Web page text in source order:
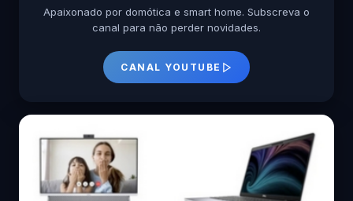
Apaixonado por domótica e smart home. Subscreva o
canal para não perder novidades.
CANAL YOUTUBE